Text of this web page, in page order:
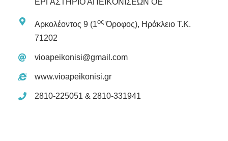
ΕΡΓΑΣΤΗΡΙΟ ΑΠΕΙΚΟΝΙΣΕΩΝ ΟΕ
Αρκολέοντος 9 (1ος Όροφος), Ηράκλειο Τ.Κ.
71202
vioapeikonisi@gmail.com
www.vioapeikonisi.gr
2810-225051 & 2810-331941